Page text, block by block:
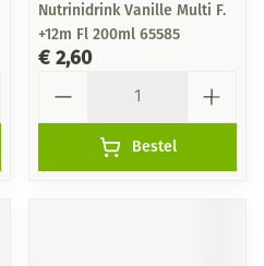
Nutrinidrink Vanille Multi F.
+12m Fl 200ml 65585
€ 2,60
Bestel